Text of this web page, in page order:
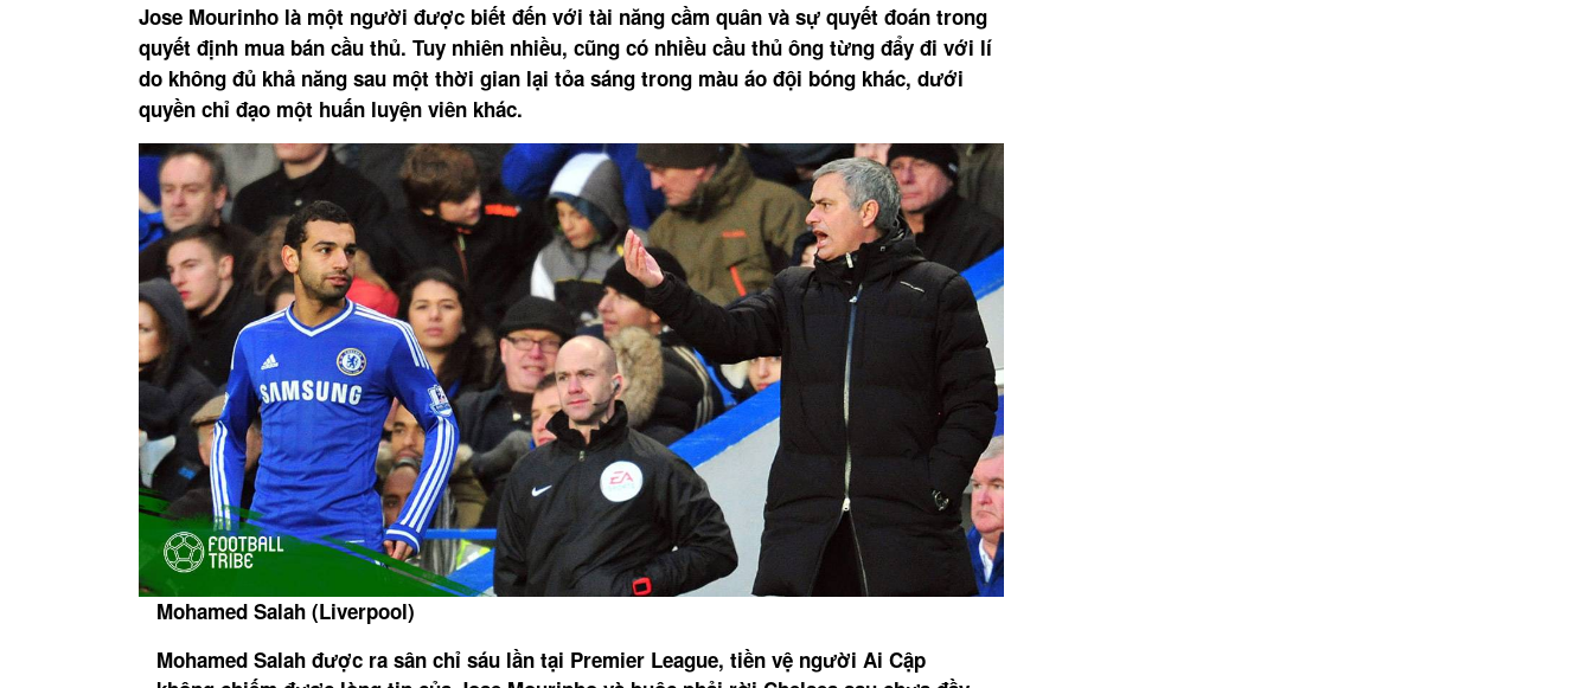
Jose Mourinho là một người được biết đến với tài năng cầm quân và sự quyết đoán trong
quyết định mua bán cầu thủ. Tuy nhiên nhiều, cũng có nhiều cầu thủ ông từng đẩy đi với lí
do không đủ khả năng sau một thời gian lại tỏa sáng trong màu áo đội bóng khác, dưới
quyền chỉ đạo một huấn luyện viên khác.
Mohamed Salah (Liverpool)
Mohamed Salah được ra sân chỉ sáu lần tại Premier League, tiền vệ người Ai Cập